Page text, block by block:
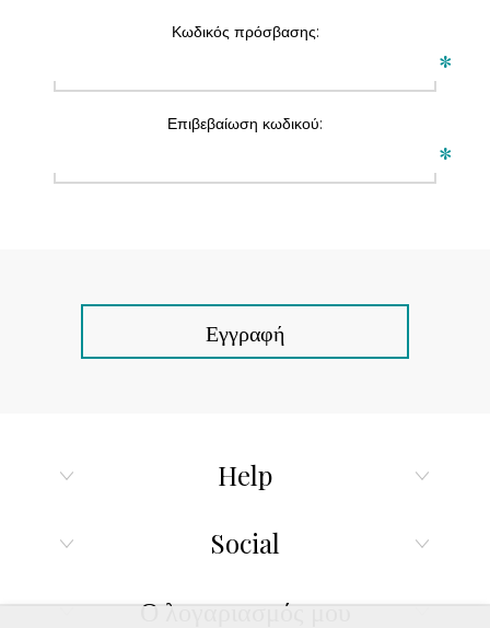
Κωδικός πρόσβασης:
*
Επιβεβαίωση κωδικού:
*
Εγγραφή
Help
Social
Ο λογαριασμός μου